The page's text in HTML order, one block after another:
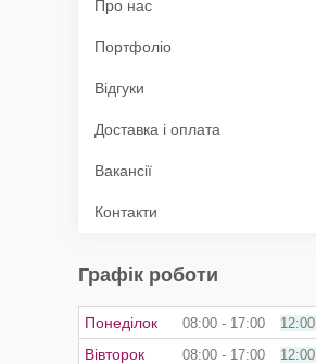
Про нас
Портфоліо
Відгуки
Доставка і оплата
Вакансії
Контакти
Графік роботи
Понеділок 08:00 17:00 12:00
Вівторок 08:00 17:00 12:00